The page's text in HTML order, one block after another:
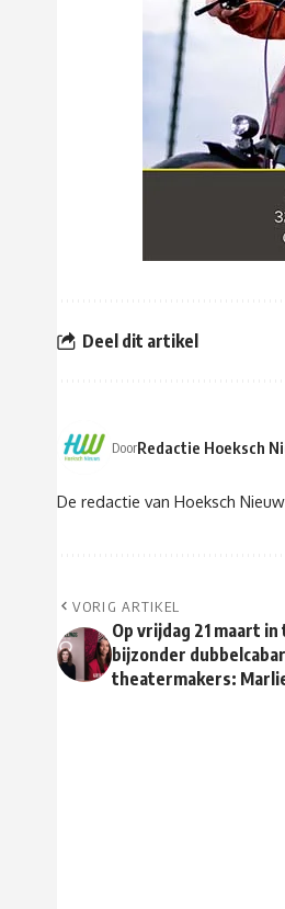
Deel dit artikel
DoorRedactie Hoeksch
De redactie van Hoeksch
VORIG ARTIKEL
Op vrijdag 21 maart
bijzonder
theatermakers: